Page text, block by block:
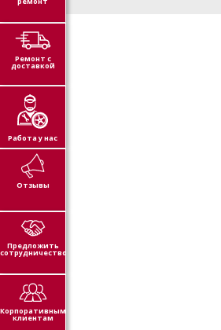
Ремонт с
доставкой
Работа у нас
Отзывы
Предложить
сотрудничество
Корпоративным
клиентам